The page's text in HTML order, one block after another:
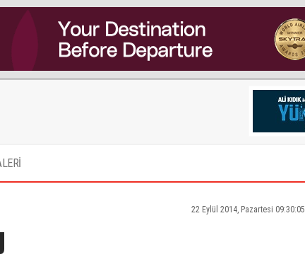
22 Eylül 2014, Pazartesi 09:30:05